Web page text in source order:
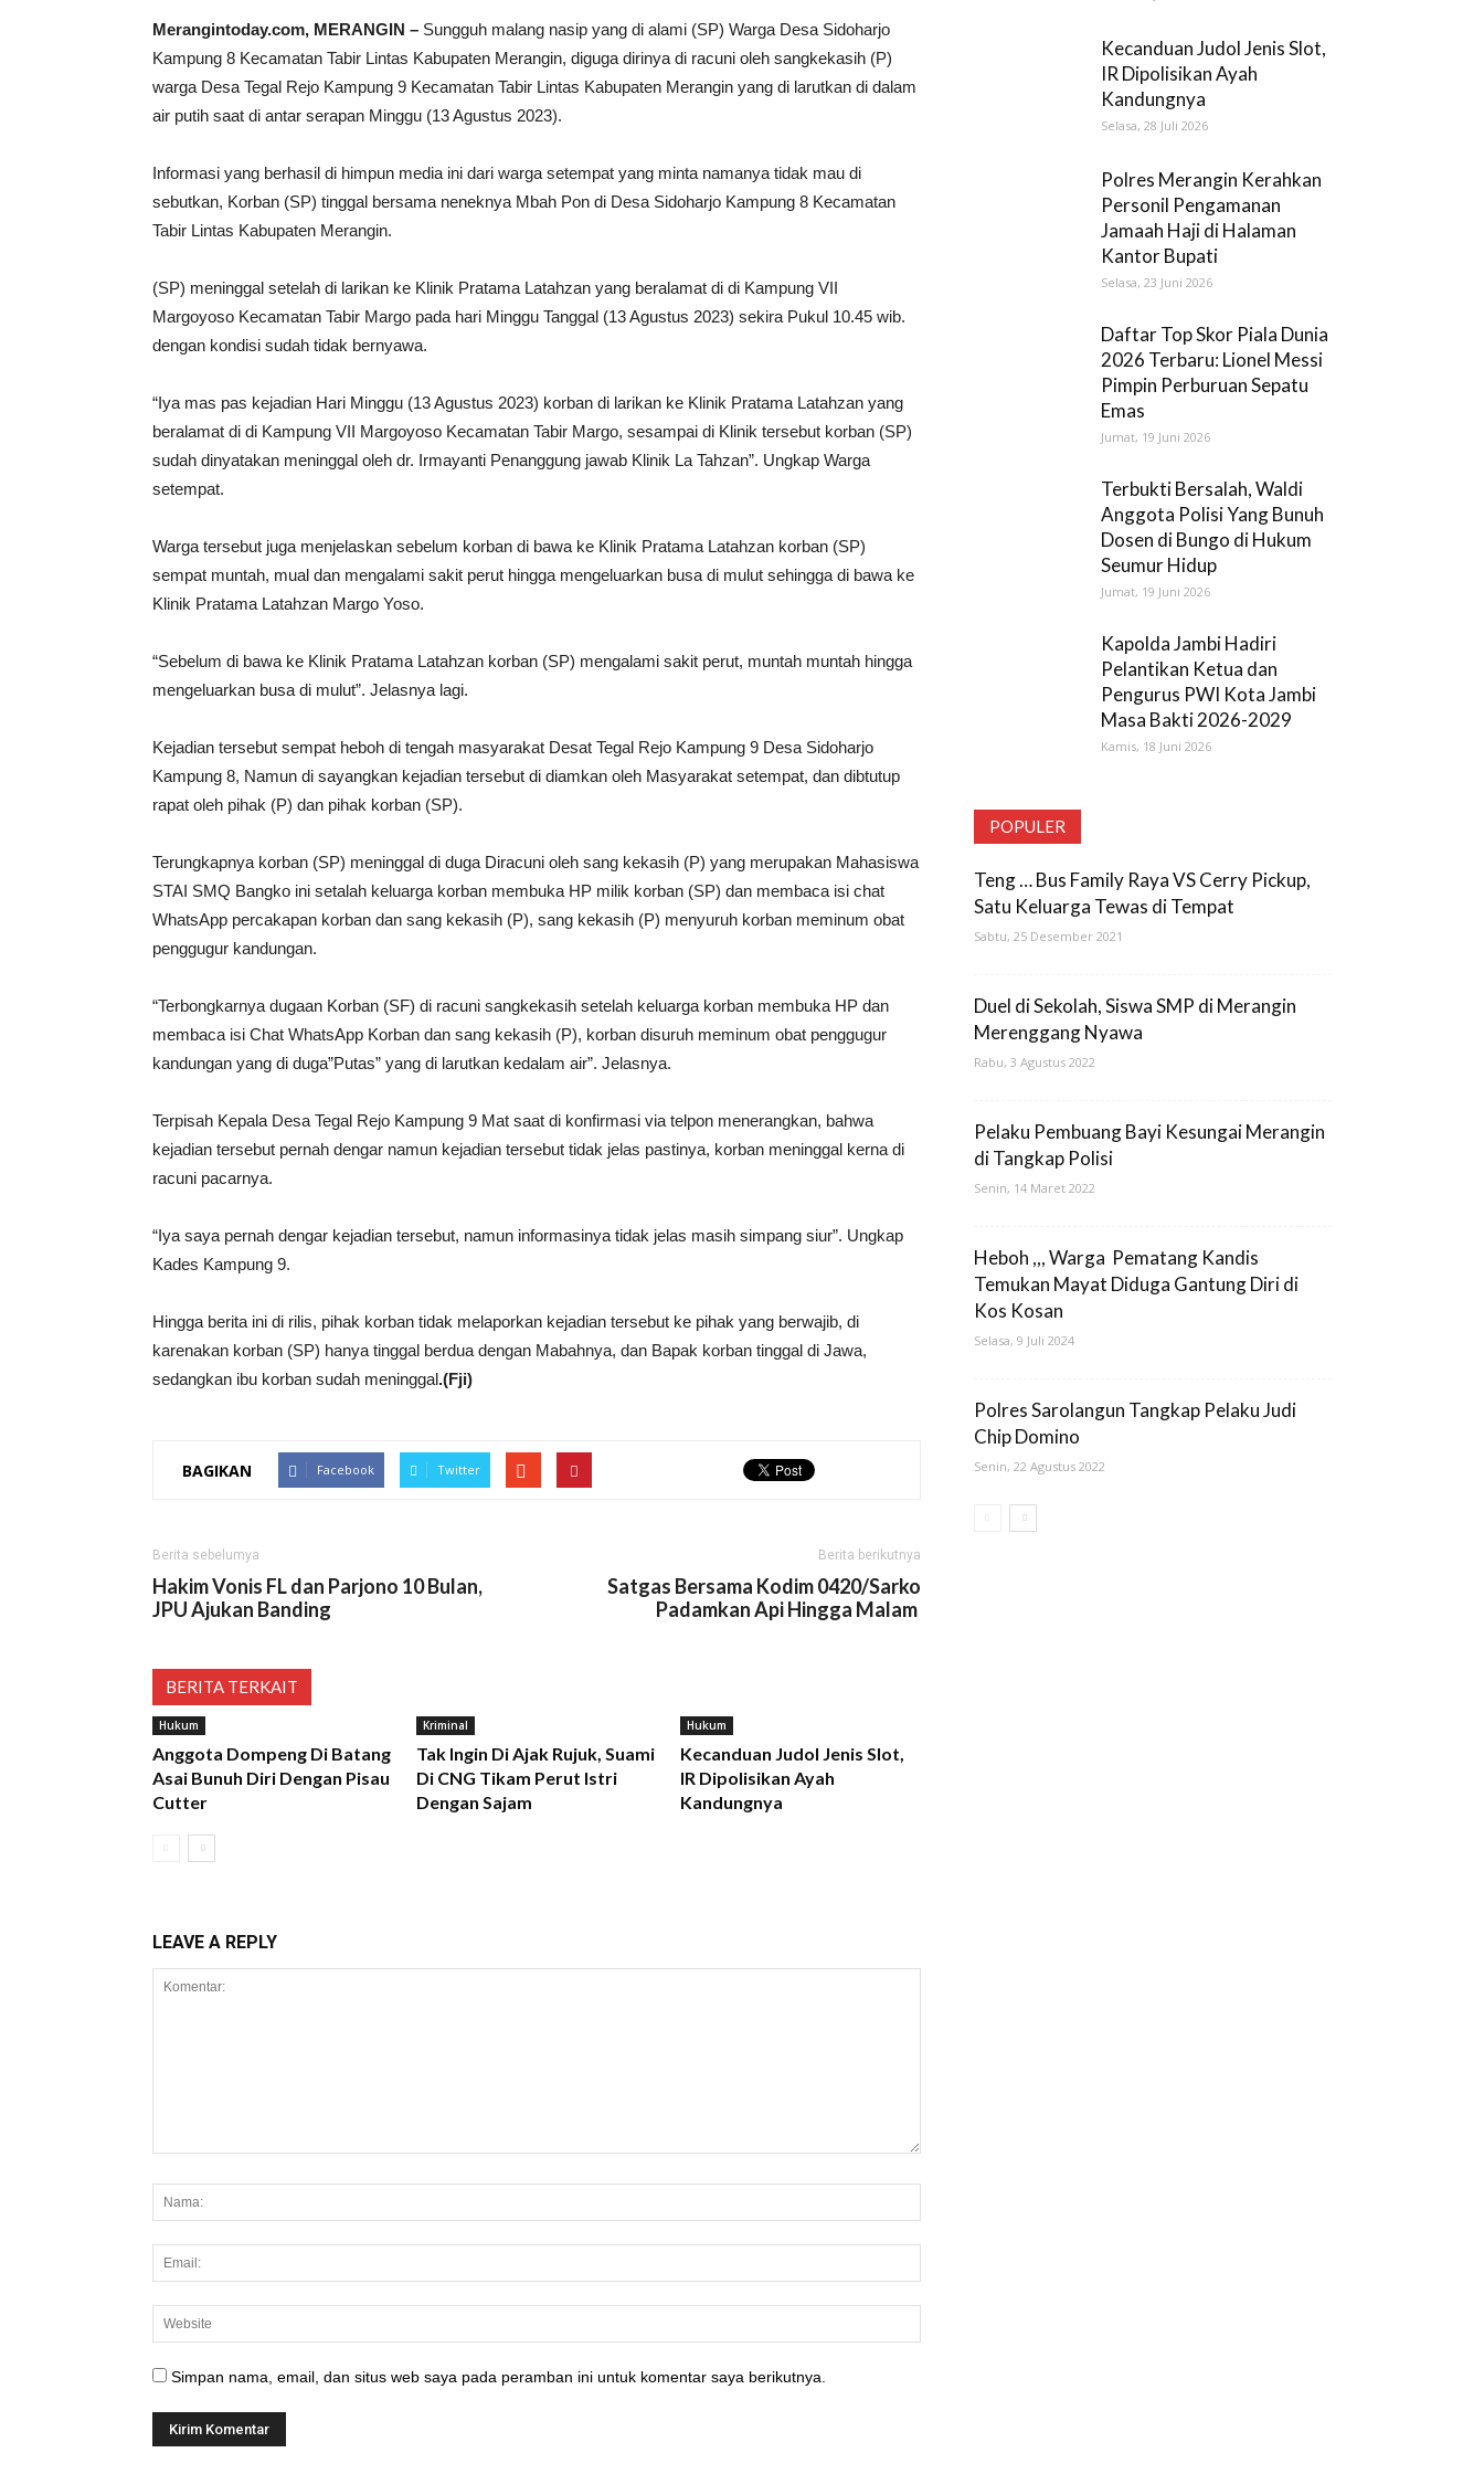
Merangintoday.com, MERANGIN – Sungguh malang nasip yang di alami (SP) Warga Desa Sidoharjo
Kampung 8 Kecamatan Tabir Lintas Kabupaten Merangin, diguga dirinya di racuni oleh sangkekasih (P)
warga Desa Tegal Rejo Kampung 9 Kecamatan Tabir Lintas Kabupaten Merangin yang di larutkan di dalam
air putih saat di antar serapan Minggu (13 Agustus 2023).
Informasi yang berhasil di himpun media ini dari warga setempat yang minta namanya tidak mau di
sebutkan, Korban (SP) tinggal bersama neneknya Mbah Pon di Desa Sidoharjo Kampung 8 Kecamatan
Tabir Lintas Kabupaten Merangin.
(SP) meninggal setelah di larikan ke Klinik Pratama Latahzan yang beralamat di di Kampung VII
Margoyoso Kecamatan Tabir Margo pada hari Minggu Tanggal (13 Agustus 2023) sekira Pukul 10.45 wib.
dengan kondisi sudah tidak bernyawa.
“Iya mas pas kejadian Hari Minggu (13 Agustus 2023) korban di larikan ke Klinik Pratama Latahzan yang
beralamat di di Kampung VII Margoyoso Kecamatan Tabir Margo, sesampai di Klinik tersebut korban (SP)
sudah dinyatakan meninggal oleh dr. Irmayanti Penanggung jawab Klinik La Tahzan”. Ungkap Warga
setempat.
Warga tersebut juga menjelaskan sebelum korban di bawa ke Klinik Pratama Latahzan korban (SP)
sempat muntah, mual dan mengalami sakit perut hingga mengeluarkan busa di mulut sehingga di bawa ke
Klinik Pratama Latahzan Margo Yoso.
“Sebelum di bawa ke Klinik Pratama Latahzan korban (SP) mengalami sakit perut, muntah muntah hingga
mengeluarkan busa di mulut”. Jelasnya lagi.
Kejadian tersebut sempat heboh di tengah masyarakat Desat Tegal Rejo Kampung 9 Desa Sidoharjo
Kampung 8, Namun di sayangkan kejadian tersebut di diamkan oleh Masyarakat setempat, dan dibtutup
rapat oleh pihak (P) dan pihak korban (SP).
Terungkapnya korban (SP) meninggal di duga Diracuni oleh sang kekasih (P) yang merupakan Mahasiswa
STAI SMQ Bangko ini setalah keluarga korban membuka HP milik korban (SP) dan membaca isi chat
WhatsApp percakapan korban dan sang kekasih (P), sang kekasih (P) menyuruh korban meminum obat
penggugur kandungan.
“Terbongkarnya dugaan Korban (SF) di racuni sangkekasih setelah keluarga korban membuka HP dan
membaca isi Chat WhatsApp Korban dan sang kekasih (P), korban disuruh meminum obat penggugur
kandungan yang di duga”Putas” yang di larutkan kedalam air”. Jelasnya.
Terpisah Kepala Desa Tegal Rejo Kampung 9 Mat saat di konfirmasi via telpon menerangkan, bahwa
kejadian tersebut pernah dengar namun kejadian tersebut tidak jelas pastinya, korban meninggal kerna di
racuni pacarnya.
“Iya saya pernah dengar kejadian tersebut, namun informasinya tidak jelas masih simpang siur”. Ungkap
Kades Kampung 9.
Hingga berita ini di rilis, pihak korban tidak melaporkan kejadian tersebut ke pihak yang berwajib, di
karenakan korban (SP) hanya tinggal berdua dengan Mabahnya, dan Bapak korban tinggal di Jawa,
sedangkan ibu korban sudah meninggal.(Fji)
BAGIKAN Facebook Twitter
Berita sebelumya
Hakim Vonis FL dan Parjono 10 Bulan,
JPU Ajukan Banding
Berita berikutnya
Satgas Bersama Kodim 0420/Sarko
Padamkan Api Hingga Malam
BERITA TERKAIT
Hukum
Anggota Dompeng Di Batang
Asai Bunuh Diri Dengan Pisau
Cutter
Kriminal
Tak Ingin Di Ajak Rujuk, Suami
Di CNG Tikam Perut Istri
Dengan Sajam
Hukum
Kecanduan Judol Jenis Slot,
IR Dipolisikan Ayah
Kandungnya
LEAVE A REPLY
Simpan nama, email, dan situs web saya pada peramban ini untuk komentar saya berikutnya.
Kecanduan Judol Jenis Slot,
IR Dipolisikan Ayah
Kandungnya
Selasa, 28 Juli 2026
Polres Merangin Kerahkan
Personil Pengamanan
Jamaah Haji di Halaman
Kantor Bupati
Selasa, 23 Juni 2026
Daftar Top Skor Piala Dunia
2026 Terbaru: Lionel Messi
Pimpin Perburuan Sepatu
Emas
Jumat, 19 Juni 2026
Terbukti Bersalah, Waldi
Anggota Polisi Yang Bunuh
Dosen di Bungo di Hukum
Seumur Hidup
Jumat, 19 Juni 2026
Kapolda Jambi Hadiri
Pelantikan Ketua dan
Pengurus PWI Kota Jambi
Masa Bakti 2026-2029
Kamis, 18 Juni 2026
POPULER
Teng … Bus Family Raya VS Cerry Pickup,
Satu Keluarga Tewas di Tempat
Sabtu, 25 Desember 2021
Duel di Sekolah, Siswa SMP di Merangin
Merenggang Nyawa
Rabu, 3 Agustus 2022
Pelaku Pembuang Bayi Kesungai Merangin
di Tangkap Polisi
Senin, 14 Maret 2022
Heboh ,,, Warga Pematang Kandis
Temukan Mayat Diduga Gantung Diri di
Kos Kosan
Selasa, 9 Juli 2024
Polres Sarolangun Tangkap Pelaku Judi
Chip Domino
Senin, 22 Agustus 2022